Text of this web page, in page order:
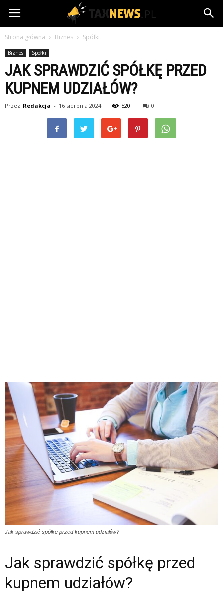
TaxNews.pl
Strona główna Biznes Spółki
Biznes Spółki
JAK SPRAWDZIĆ SPÓŁKĘ PRZED
KUPNEM UDZIAŁÓW?
Przez Redakcja - 16 sierpnia 2024 520 0
Jak sprawdzić spółkę przed kupnem udziałów?
Jak sprawdzić spółkę przed
kupnem udziałów?